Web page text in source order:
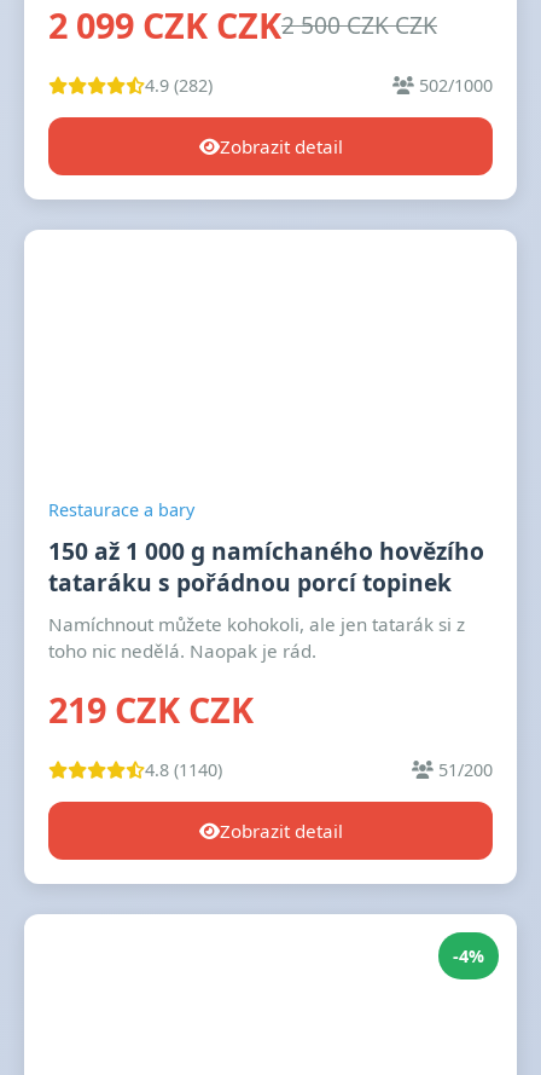
2 099 CZK CZK2 500 CZK CZK
4.9 (282) 502/1000
Zobrazit detail
Restaurace a bary
150 až 1 000 g namíchaného hovězího
tataráku s pořádnou porcí topinek
Namíchnout můžete kohokoli, ale jen tatarák si z
toho nic nedělá. Naopak je rád.
219 CZK CZK
4.8 (1140) 51/200
Zobrazit detail
-4%